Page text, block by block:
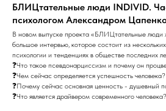
БЛИЦтательные люди INDIVID.
психологом Александром
В новом выпуске проекта «БЛИЦтательные люди
большое интервью, которое состоит из
психологии и тенденциях в обществе последних
❓Что такое псевдонарциссизм и почему он
❓Чем сейчас определяется успешность человека?
❓Почему сейчас основная ценность - душевный
❓Что является драйвером современного человека?